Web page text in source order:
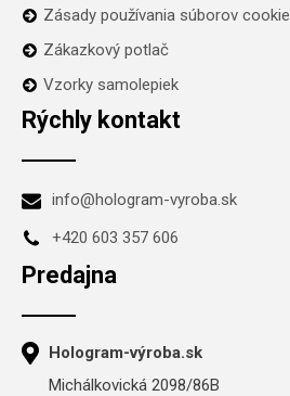
Zásady používania súborov cookie
Zákazkový potlač
Vzorky samolepiek
Rýchly kontakt
info@hologram-vyroba.sk
+420 603 357 606
Predajna
Hologram-výroba.sk
Michálkovická 2098/86B